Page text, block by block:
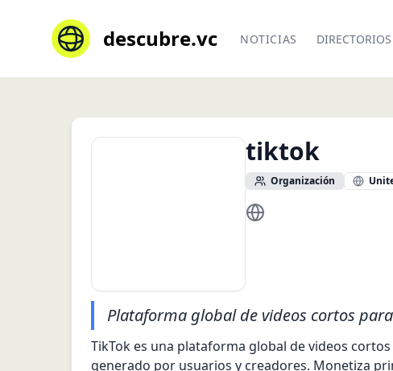
descubre.vc NOTICIAS DIRECTORIOS
tiktok
Organización
https://www.tiktok.com
Plataforma global de videos cortos
TikTok es una plataforma global de videos
generado por usuarios y creadores. Monetiza